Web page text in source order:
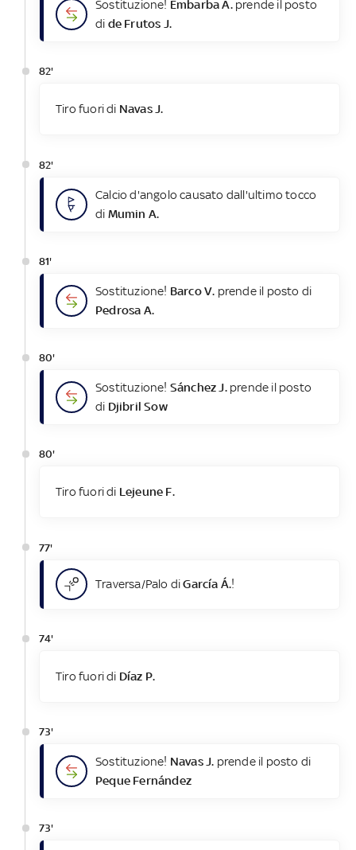
Sostituzione! Embarba A.prende il posto
di de Frutos J.
82'
Tiro fuori di Navas J.
82'
Calcio d'angolo causato dall'ultimo tocco
di Mumin A.
81'
Sostituzione! Barco V. prende il posto di
Pedrosa A.
80'
Sostituzione! Sánchez J.prende il posto
di Djibril Sow
80'
Tiro fuori di Lejeune F.
77'
Traversa/Palo diGarcía Á.!
74'
Tiro fuori di Díaz P.
73'
Sostituzione! Navas J. prende il posto di
Peque Fernández
73'